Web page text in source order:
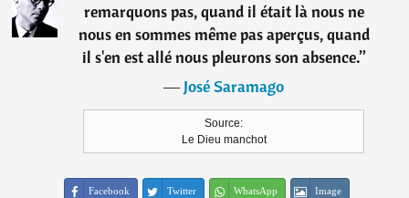
remarquons pas, quand il était là nous ne
nous en sommes même pas aperçus, quand
il s'en est allé nous pleurons son absence.”
―José Saramago
Source:
Le Dieu manchot
Facebook Twitter WhatsApp Image